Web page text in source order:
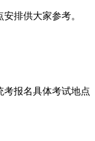
排供大家参考。
考报名具体考试地点